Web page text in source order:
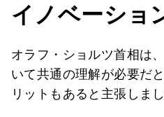
イノベーショ
オラフ・ショルツ首相は
いて共通の理解が必要だ
リットもあると主張しまし